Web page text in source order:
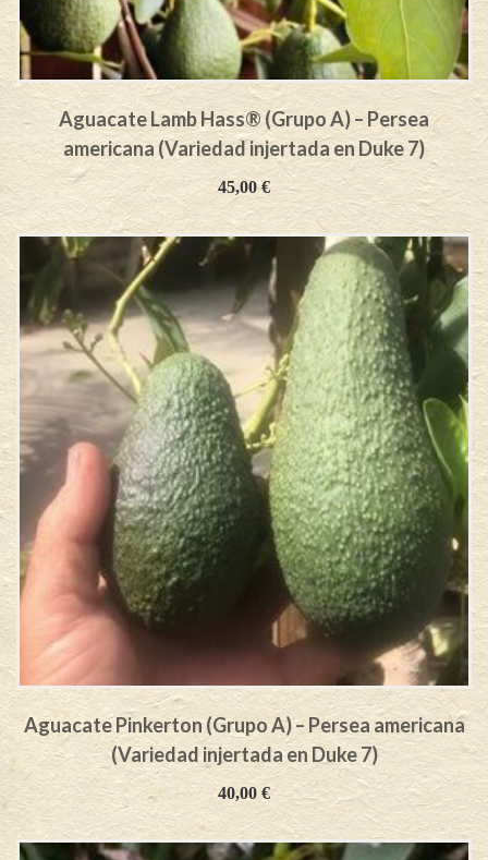
Aguacate Lamb Hass® (Grupo A) – Persea
americana (Variedad injertada en Duke 7)
45,00€
Aguacate Pinkerton (Grupo A) – Persea americana
(Variedad injertada en Duke 7)
40,00€